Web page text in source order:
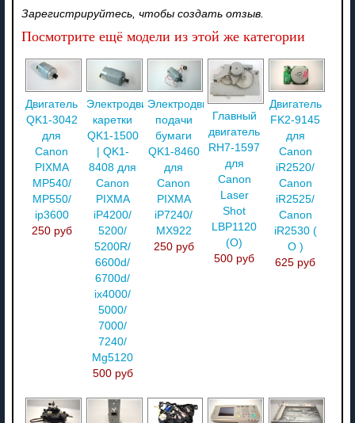
Зарегистрируйтесь, чтобы создать отзыв.
Посмотрите ещё модели из этой же категории
Двигатель
QK1-3042
для
Canon
PIXMA
MP540/
MP550/
ip3600
250 руб
Электродвигатель
каретки
QK1-1500
| QK1-
8408 для
Canon
PIXMA
iP4200/
5200/
5200R/
6600d/
6700d/
ix4000/
5000/
7000/
7240/
Mg5120
500 руб
Электродвигатель
подачи
бумаги
QK1-8460
для
Canon
PIXMA
iP7240/
MX922
250 руб
Главный
двигатель
RH7-1597
для
Canon
Laser
Shot
LBP1120
(О)
500 руб
Двигатель
FK2-9145
для
Canon
iR2520/
Canon
iR2525/
Canon
iR2530 (
О )
625 руб